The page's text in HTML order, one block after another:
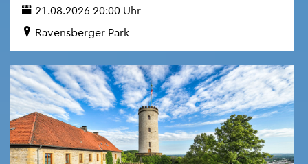
21.08.2026 20:00 Uhr
Ra­vens­ber­ger Park